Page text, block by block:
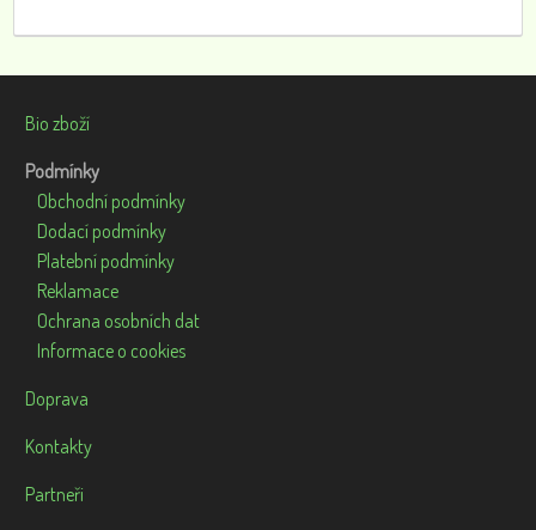
Bio zboží
Podmínky
Obchodní podmínky
Dodací podmínky
Platební podmínky
Reklamace
Ochrana osobních dat
Informace o cookies
Doprava
Kontakty
Partneři